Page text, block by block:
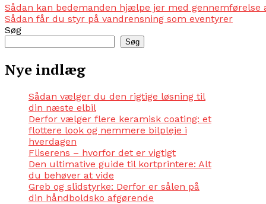
Indlægsnavigation
Sådan kan bedemanden hjælpe jer med gennemførelse
Sådan får du styr på vandrensning som eventyrer
Søg
Søg
Nye indlæg
Sådan vælger du den rigtige løsning til
din næste elbil
Derfor vælger flere keramisk coating: et
flottere look og nemmere bilpleje i
hverdagen
Fliserens – hvorfor det er vigtigt
Den ultimative guide til kortprintere: Alt
du behøver at vide
Greb og slidstyrke: Derfor er sålen på
din håndboldsko afgørende